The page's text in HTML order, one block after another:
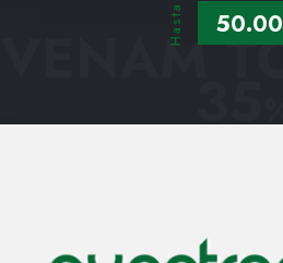
Hasta
VENAM
35